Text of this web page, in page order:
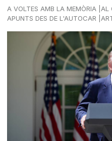
A VOLTES AMB LA MEMÒRIA
AL
APUNTS DES DE L'AUTOCAR